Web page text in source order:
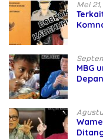
Mei
MBG
Depan